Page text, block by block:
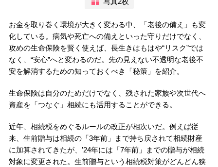
お金を取り巻く環境が大きく変わる中、「老後の備え」も変
化している。病気や死亡への備えといった守りだけでなく、
攻めの生命保険を賢く使えば、長生きはもはや“リスク”では
なく、“安心”へと変わるのだ。先の見えない不透明な老後不
安を解消するための知っておくべき「秘策」を紹介。
生命保険は自分のためだけでなく、残された家族や次世代へ
資産を「つなぐ」相続にも活用することができる。
近年、相続税をめぐるルールの改正が相次いだ。例えば従
来、生前贈与は相続の「3年前」まで持ち戻されて相続財産
に加算されてきたが、’24年には「7年前」までの贈与が相続
対象に変更された。生前贈与という相続税対策がどんどん狭